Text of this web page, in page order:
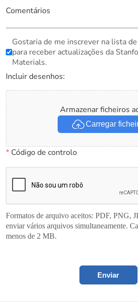
Comentários
Gostaria de me inscrever na lista
para receber actualizações da
Materials.
Incluir desenhos:
Armazenar ficheiros
Carregar
*Código de controlo
Formatos de arquivo aceitos: PDF, PNG,
enviar vários arquivos simultaneamente.
menos de 2 MB.
Enviar